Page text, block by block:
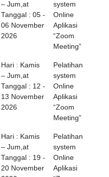
– Jum,at
Tanggal : 05 -
06 November
2026
system
Online
Aplikasi
“Zoom
Meeting”
Hari : Kamis
– Jum,at
Tanggal : 12 -
13 November
2026
Pelatihan
system
Online
Aplikasi
“Zoom
Meeting”
Hari : Kamis
– Jum,at
Tanggal : 19 -
20 November
Pelatihan
system
Online
Aplikasi